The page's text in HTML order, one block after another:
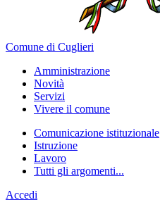
Comune di Cuglieri
Amministrazione
Novità
Servizi
Vivere il comune
Comunicazione istituzionale
Istruzione
Lavoro
Tutti gli argomenti...
Accedi